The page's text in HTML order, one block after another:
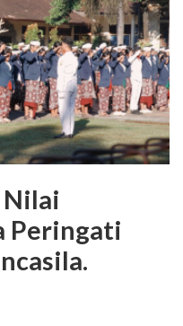
Peringati